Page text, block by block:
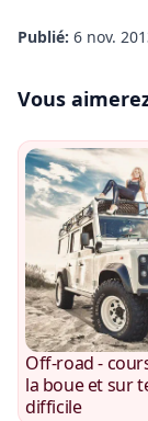
Publié: 6 nov.
Vous
Off-road -
la boue et sur
difficile